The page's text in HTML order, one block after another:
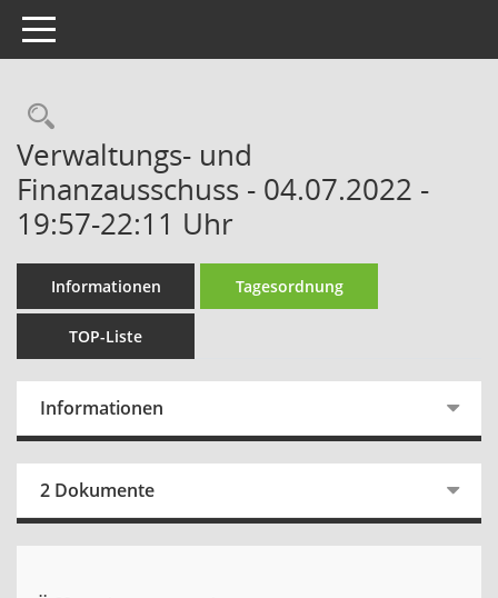
Toggle navigation
Rechercheauswahl
Verwaltungs- und
Finanzausschuss - 04.07.2022 -
19:57-22:11 Uhr
Informationen Tagesordnung
TOP-Liste
Informationen
2 Dokumente